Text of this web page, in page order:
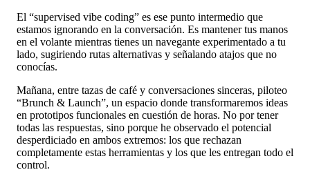
El “supervised vibe coding” es ese punto intermedio que
estamos ignorando en la conversación. Es mantener tus manos
en el volante mientras tienes un navegante experimentado a tu
lado, sugiriendo rutas alternativas y señalando atajos que no
conocías.
Mañana, entre tazas de café y conversaciones sinceras, piloteo
“Brunch & Launch”, un espacio donde transformaremos ideas
en prototipos funcionales en cuestión de horas. No por tener
todas las respuestas, sino porque he observado el potencial
desperdiciado en ambos extremos: los que rechazan
completamente estas herramientas y los que les entregan todo el
control.